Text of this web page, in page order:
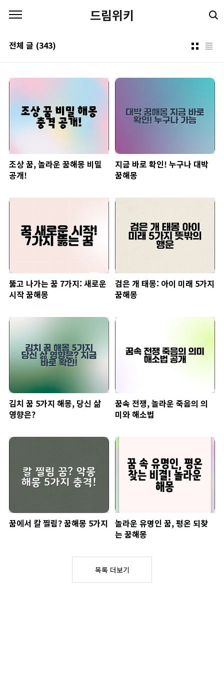
드림위키
전체 글 (343)
조상 꿈, 놀라운 꿈해몽 비밀
공개!
지금 바로 확인! 누구나 대박
꿈해몽
뚫고 나가는 꿈 7가지: 새로운
시작 꿈해몽
검은 개 태몽: 아이 미래 5가지
꿈해몽
김치 꿈 5가지 해몽, 당신 삶
영향은?
꿈속 전쟁, 놀라운 죽음의 의
미와 해소법
꿈에서 칼 찔림? 꿈해몽 5가지
놀라운 유명인 꿈, 평온 되찾
는 꿈해몽
목록 더보기